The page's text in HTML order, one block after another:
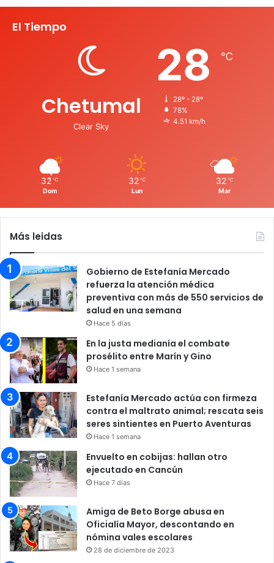
El Tiempo
Chetumal
Clear Sky
28 ℃
28º - 28º
78%
4.51 km/h
32 ℃
Dom
32 ℃
Lun
32 ℃
Mar
Más leidas
Gobierno de Estefanía Mercado
refuerza la atención médica
preventiva con más de 550 servicios de
salud en una semana
Hace 5 días
En la justa medianía el combate
prosélito entre Marín y Gino
Hace 1 semana
Estefanía Mercado actúa con firmeza
contra el maltrato animal; rescata seis
seres sintientes en Puerto Aventuras
Hace 1 semana
Envuelto en cobijas: hallan otro
ejecutado en Cancún
Hace 7 días
Amiga de Beto Borge abusa en
Oficialía Mayor, descontando en
nómina vales escolares
28 de diciembre de 2023